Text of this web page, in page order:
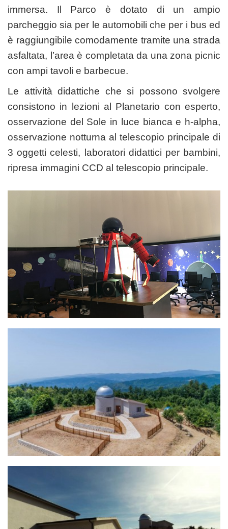
immersa. Il Parco è dotato di un ampio
parcheggio sia per le automobili che per i bus ed
è raggiungibile comodamente tramite una strada
asfaltata, l’area è completata da una zona picnic
con ampi tavoli e barbecue.
Le attività didattiche che si possono svolgere
consistono in lezioni al Planetario con esperto,
osservazione del Sole in luce bianca e h-alpha,
osservazione notturna al telescopio principale di
3 oggetti celesti, laboratori didattici per bambini,
ripresa immagini CCD al telescopio principale.